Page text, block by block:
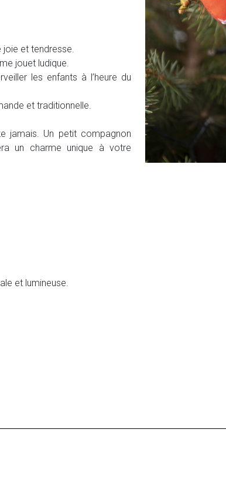
et tendresse.
jouet ludique.
les enfants à l’heure du
et traditionnelle.
jamais. Un petit compagnon
un charme unique à votre
et lumineuse.